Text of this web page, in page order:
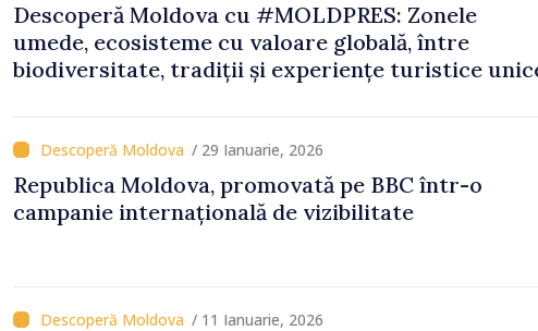
Descoperă Moldova cu #MOLDPRES: Zonele
umede, ecosisteme cu valoare globală, între
biodiversitate, tradiții și experiențe turistice
/ 29 Ianuarie, 2026
Republica Moldova, promovată pe BBC într-o
campanie internațională de vizibilitate
/ 11 Ianuarie, 2026